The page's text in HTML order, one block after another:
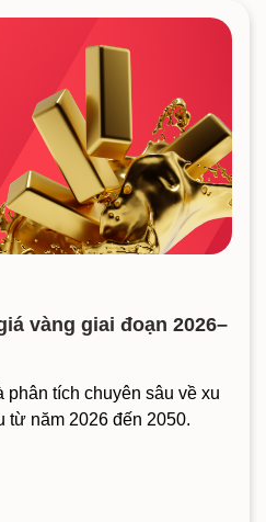
vàng giai đoạn 2026–
phân tích chuyên sâu về xu
từ năm 2026 đến 2050.